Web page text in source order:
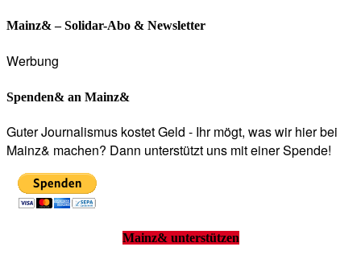
Mainz& – Solidar-Abo & Newsletter
Werbung
Spenden& an Mainz&
Guter Journalismus kostet Geld - Ihr mögt, was wir hier bei
Mainz& machen? Dann unterstützt uns mit einer Spende!
Mainz& unterstützen